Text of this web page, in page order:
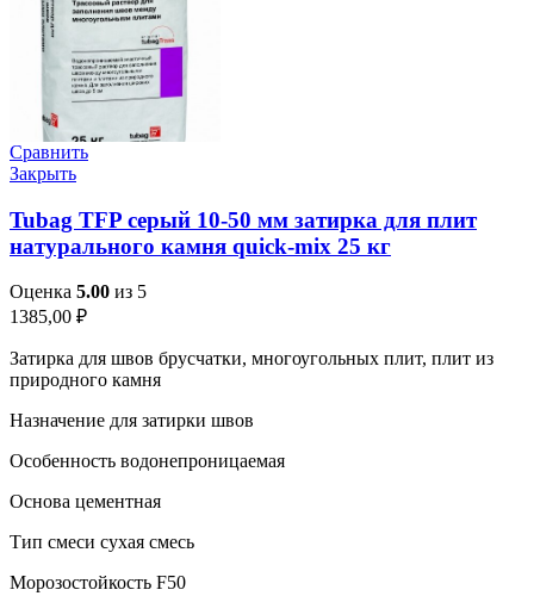
Сравнить
Закрыть
Tubag TFP серый 10-50 мм затирка для плит
натурального камня quick-mix 25 кг
Оценка 5.00 из 5
1385,00 ₽
Затирка для швов брусчатки, многоугольных плит, плит из
природного камня
Назначение для затирки швов
Особенность водонепроницаемая
Основа цементная
Тип смеси сухая смесь
Морозостойкость F50